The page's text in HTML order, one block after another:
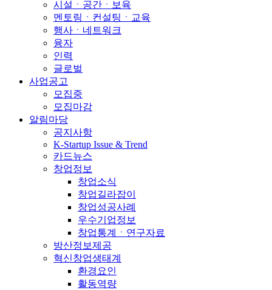
시설ㆍ공간ㆍ보육
멘토링ㆍ컨설팅ㆍ교육
행사ㆍ네트워크
융자
인력
글로벌
사업공고
모집중
모집마감
알림마당
공지사항
K-Startup Issue & Trend
카드뉴스
창업정보
창업소식
창업길라잡이
창업성공사례
우수기업정보
창업통계ㆍ연구자료
방산정보제공
혁신창업생태계
환경요인
활동역량